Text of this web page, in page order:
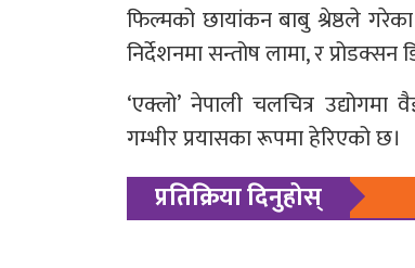
फिल्मको छायांकन बाबु श्रेष्ठले गरेका
निर्देशनमा सन्तोष लामा, र प्रोडक्सन
‘एक्लो’ नेपाली चलचित्र
गम्भीर प्रयासका रूपमा हेरिएको छ।
प्रतिक्रिया दिनुहोस्